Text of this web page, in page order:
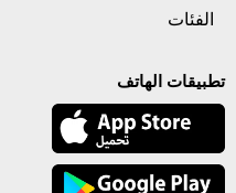
الفئات
تطبيقات الهاتف